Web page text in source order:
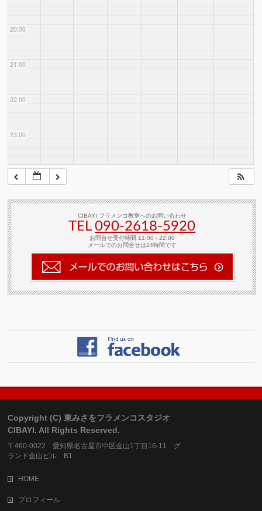
20:00
21:00
22:00
23:00
CIBAYI フラメンコ教室へのお問い合わせ
TEL090-2618‐5920
お問合せ受付時間 11:00 - 22:00
メールでのお問合せは24時間です
Copyright (C) 東みさをフラメンコスタジオ
CIBAYI. All Rights Reserved.
〒460-0022 愛知県名古屋市中区金山1丁目16-11 グ
ランド金山ビル B1
HOME
プロフィール